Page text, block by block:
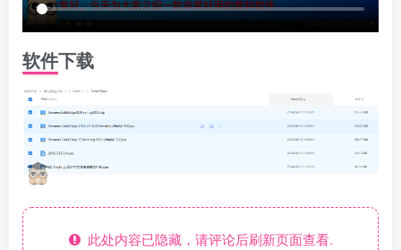
软件下载
此处内容已隐藏，请评论后刷新页面查看.